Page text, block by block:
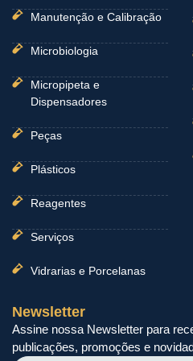
Manutenção e Calibração
Microbiologia
Micropipeta e
Dispensadores
Peças
Plásticos
Reagentes
Serviços
Vidrarias e Porcelanas
Newsletter
Assine nossa Newsletter para
publicações, promoções e